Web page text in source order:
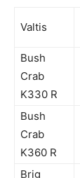
Valtis
Bush
Crab
K330 R
Bush
Crab
K360 R
Brig